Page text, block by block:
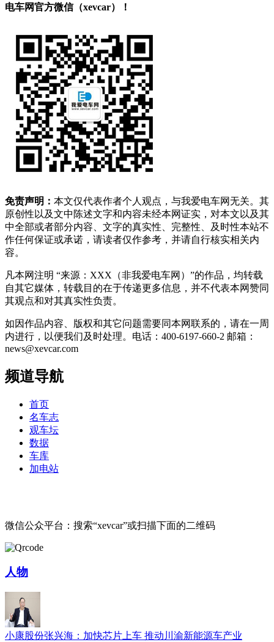
电车网官方微信（xevcar）！
免责声明： 本文仅代表作者个人观点，与我爱电车网无关。其
原创性以及文中陈述文字和内容未经本网证实，对本文以及其
中全部或者部分内容、文字的真实性、完整性、及时性本站不
作任何保证或承诺，请读者仅作参考，并请自行核实相关内
容。
凡本网注明 “来源：XXX（非我爱电车网）”的作品，均转载
自其它媒体，转载目的在于传递更多信息，并不代表本网赞同
其观点和对其真实性负责。
如因作品内容、版权和其它问题需要同本网联系的，请在一周
内进行，以便我们及时处理。电话：400-6197-660-2 邮箱：
news@xevcar.com
频道导航
首页
名车志
观车坛
数据
车库
加电站
微信公众平台：搜索“xevcar”或扫描下面的二维码
人物
小康股份张兴海：加快芯片上车 推动川渝新能源车产业